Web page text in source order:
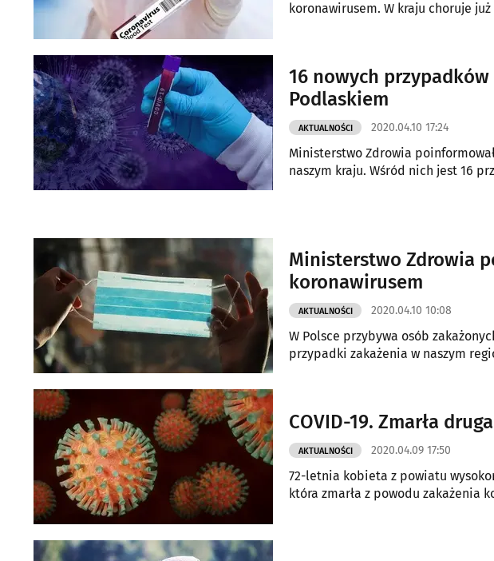
koronawirusem. W kraju choruje
16 nowych
Podlaskiem
AKTUALNOŚCI 2020.04.10 17:24
Ministerstwo Zdrowia
naszym kraju. Wśród nich jest 16
Ministerstwo Zdrowia
koronawirusem
AKTUALNOŚCI 2020.04.10 10:08
W Polsce przybywa osób
przypadki zakażenia w naszym
COVID-19. Zmarła
AKTUALNOŚCI 2020.04.09 17:50
72-letnia kobieta z powiatu
która zmarła z powodu zakażenia